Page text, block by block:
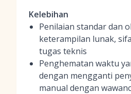
Kelebihan
Penilaian standar dan
keterampilan lunak,
tugas teknis
Penghematan waktu
dengan mengganti
manual dengan